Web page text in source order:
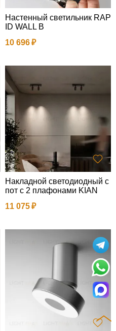
Настенный светильник RAP
ID WALL B
10 696
Накладной светодиодный с
пот с 2 плафонами KIAN
11 075